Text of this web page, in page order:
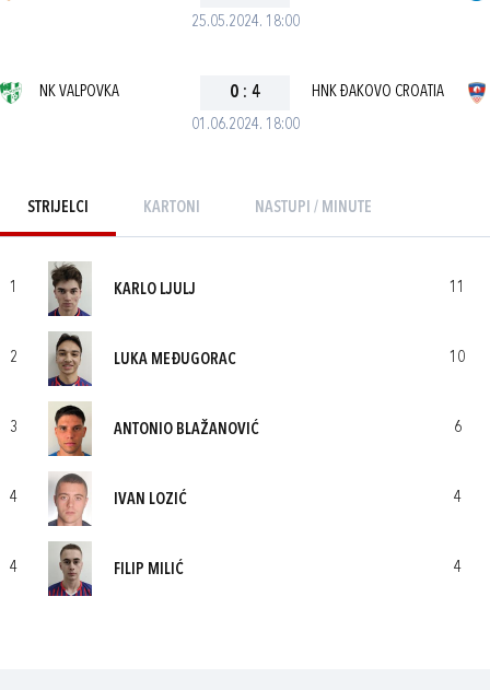
25.05.2024. 18:00
01.06.2024. 18:00
NK VALPOVKA 0 : 4 HNK ĐAKOVO CROATIA
STRIJELCI KARTONI NASTUPI / MINUTE
1 KARLO LJULJ 11
2 LUKA MEĐUGORAC 10
3 ANTONIO BLAŽANOVIĆ 6
4 IVAN LOZIĆ 4
4 FILIP MILIĆ 4